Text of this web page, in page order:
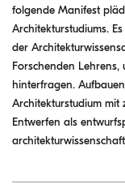
folgende Manifest
Architekturstudiums.
der
Forschenden
hinterfragen.
Architekturstudium
Entwerfen als